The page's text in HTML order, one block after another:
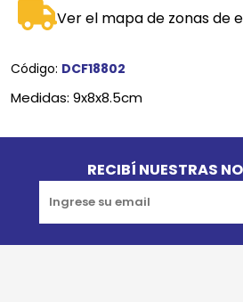
Ver el mapa de zonas de
Código: DCF18802
Medidas: 9x8x8.5cm
RECIBÍ NUESTRAS